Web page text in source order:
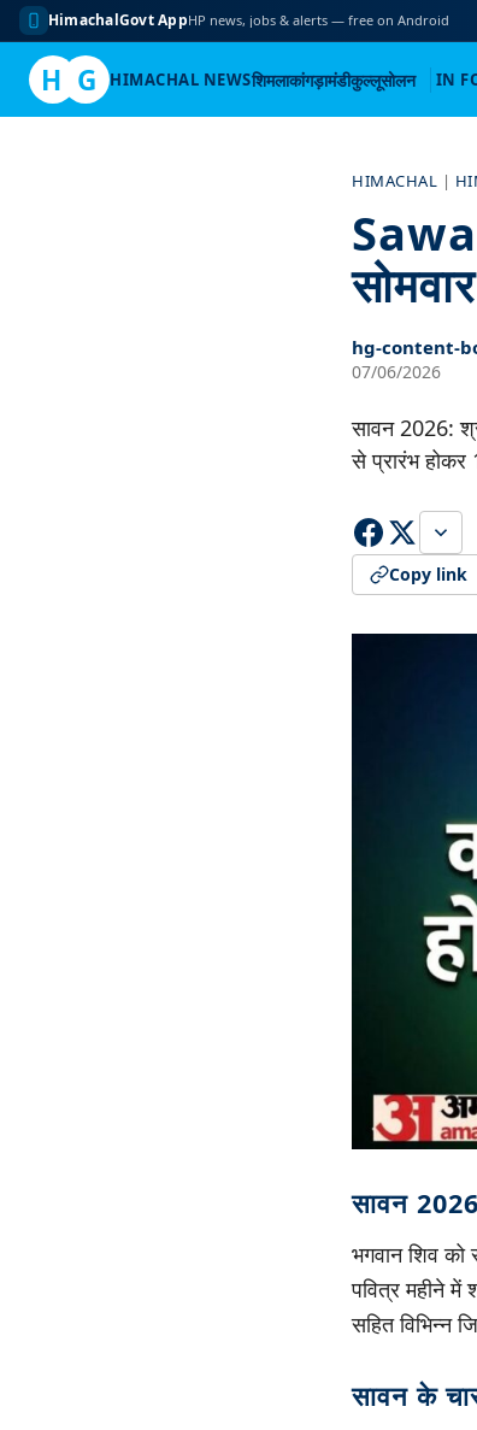
HimachalGovt AppHP news, jobs & alerts — free on Android
H G HIMACHAL NEWSशिमलाकांगड़ामंडीकुल्लूसोलन IN
HIMACHAL |
hg-content-
07/06/2026
सावन 2026:
से प्रारंभ होकर
Copy link
सावन
भगवान शिव
पवित्र महीने में
सहित विभिन्न
सावन के